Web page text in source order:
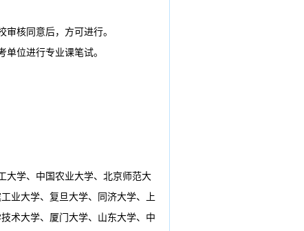
核同意后，方可进行。
位进行专业课笔试。
大学、中国农业大学、北京师范大
业大学、复旦大学、同济大学、上
术大学、厦门大学、山东大学、中